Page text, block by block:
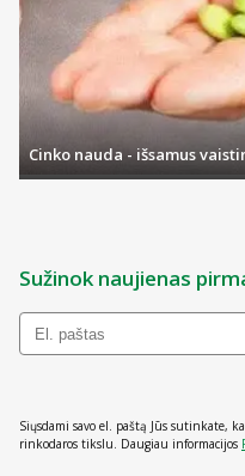
Cinko nauda - išsamus
Sužinok naujienas
Siųsdami savo el. paštą Jūs sutinkate,
rinkodaros tikslu. Daugiau informacijos